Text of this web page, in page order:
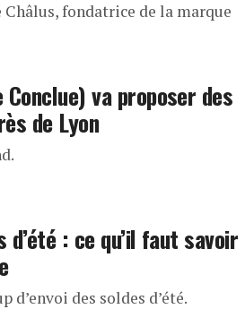
fondatrice de la marque
va proposer des
de Lyon
d’été : ce qu’il faut savoir
d’envoi des soldes d’été.